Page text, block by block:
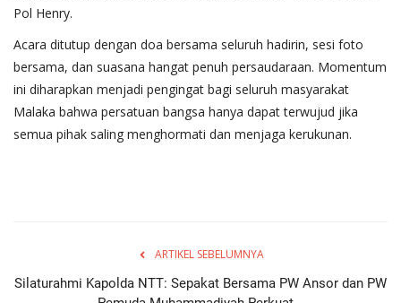
Pol Henry.
Acara ditutup dengan doa bersama seluruh hadirin, sesi foto
bersama, dan suasana hangat penuh persaudaraan. Momentum
ini diharapkan menjadi pengingat bagi seluruh masyarakat
Malaka bahwa persatuan bangsa hanya dapat terwujud jika
semua pihak saling menghormati dan menjaga kerukunan.
ARTIKEL SEBELUMNYA
Silaturahmi Kapolda NTT: Sepakat Bersama PW Ansor dan PW